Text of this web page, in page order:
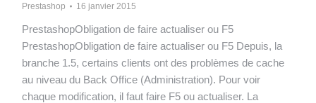
Prestashop 16 janvier 2015
PrestashopObligation de faire actualiser ou F5
PrestashopObligation de faire actualiser ou F5 Depuis, la
branche 1.5, certains clients ont des problèmes de cache
au niveau du Back Office (Administration). Pour voir
chaque modification, il faut faire F5 ou actualiser. La